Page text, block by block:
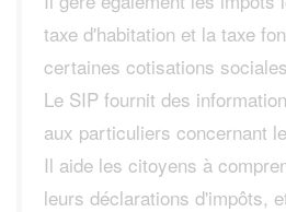
taxe d'habitation et la taxe
certaines cotisations
Le SIP fournit des
aux particuliers concernant
Il aide les citoyens à
leurs déclarations d'impôts,